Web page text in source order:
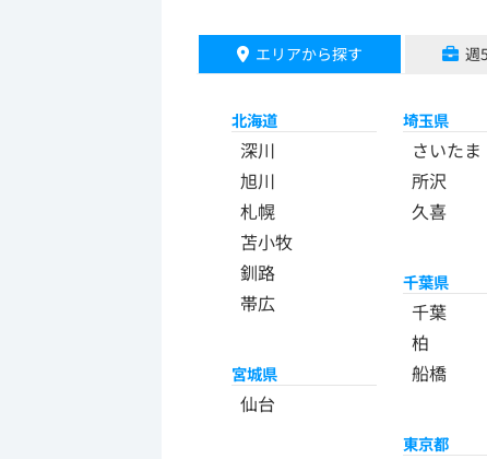
エリアから探す 週
北海道
深川
旭川
札幌
苫小牧
釧路
帯広
宮城県
仙台
埼玉県
さいたま
所沢
久喜
千葉県
千葉
柏
船橋
東京都